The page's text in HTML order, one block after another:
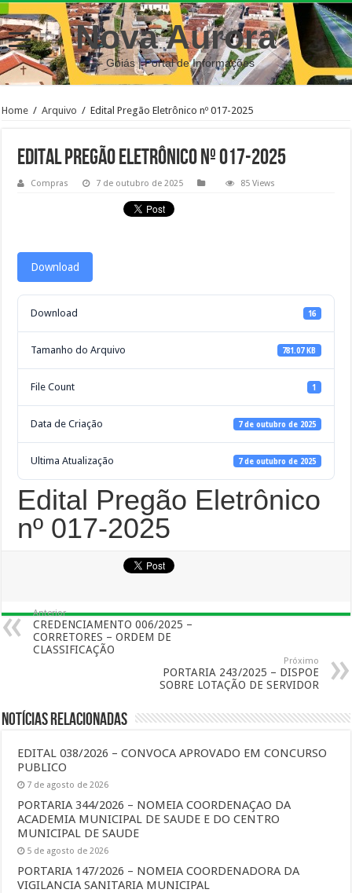
Nova Aurora
– Goiás | Portal de Informações
Home / Arquivo / Edital Pregão Eletrônico nº 017-2025
Edital Pregão Eletrônico nº 017-2025
Compras 7 de outubro de 2025 85 Views
Download
Download 16
Tamanho do Arquivo 781.07 KB
File Count 1
Data de Criação 7 de outubro de 2025
Ultima Atualização 7 de outubro de 2025
Edital Pregão Eletrônico
nº 017-2025
Anterior
CREDENCIAMENTO 006/2025 –
CORRETORES – ORDEM DE
CLASSIFICAÇÃO
Próximo
PORTARIA 243/2025 – DISPOE
SOBRE LOTAÇÃO DE SERVIDOR
Notícias Relacionadas
EDITAL 038/2026 – CONVOCA APROVADO EM CONCURSO
PUBLICO
7 de agosto de 2026
PORTARIA 344/2026 – NOMEIA COORDENAÇAO DA
ACADEMIA MUNICIPAL DE SAUDE E DO CENTRO
MUNICIPAL DE SAUDE
5 de agosto de 2026
PORTARIA 147/2026 – NOMEIA COORDENADORA DA
VIGILANCIA SANITARIA MUNICIPAL